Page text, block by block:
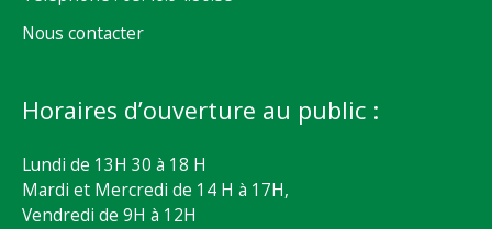
Nous contacter
Horaires d’ouverture au public :
Lundi de 13H 30 à 18 H
Mardi et Mercredi de 14 H à 17H,
Vendredi de 9H à 12H